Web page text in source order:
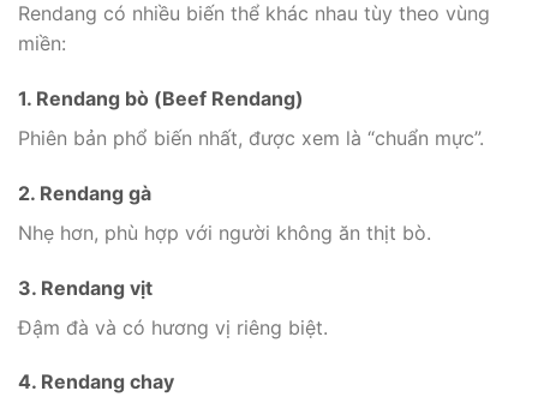
Rendang có nhiều biến thể khác nhau tùy theo vùng
miền:
1. Rendang bò (Beef Rendang)
Phiên bản phổ biến nhất, được xem là “chuẩn mực”.
2. Rendang gà
Nhẹ hơn, phù hợp với người không ăn thịt bò.
3. Rendang vịt
Đậm đà và có hương vị riêng biệt.
4. Rendang chay